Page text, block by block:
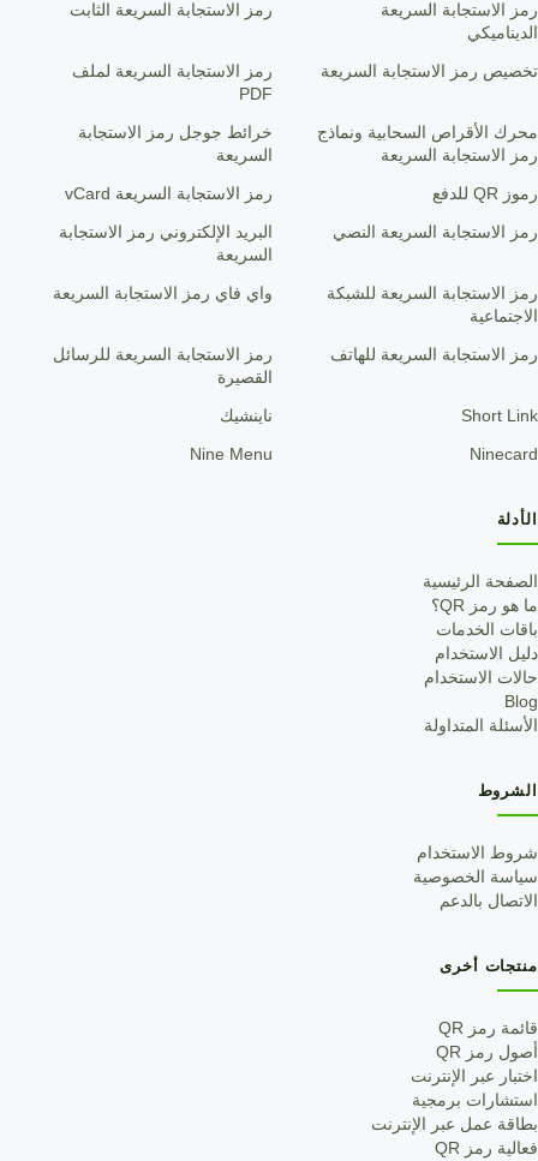
رمز الاستجابة السريعة
الديناميكي
رمز الاستجابة السريعة الثابت
تخصيص رمز الاستجابة السريعة
رمز الاستجابة السريعة لملف
PDF
محرك الأقراص السحابية ونماذج
رمز الاستجابة السريعة
خرائط جوجل رمز الاستجابة
السريعة
رموز QR للدفع رمز الاستجابة السريعة vCard
رمز الاستجابة السريعة النصي
البريد الإلكتروني رمز الاستجابة
السريعة
رمز الاستجابة السريعة للشبكة
الاجتماعية
واي فاي رمز الاستجابة السريعة
رمز الاستجابة السريعة للهاتف
رمز الاستجابة السريعة للرسائل
القصيرة
Short Link ناينشيك
Ninecard
Nine Menu
الأدلة
الصفحة الرئيسية
ما هو رمز QR؟
باقات الخدمات
دليل الاستخدام
حالات الاستخدام
Blog
الأسئلة المتداولة
الشروط
شروط الاستخدام
سياسة الخصوصية
الاتصال بالدعم
منتجات أخرى
قائمة رمز QR
أصول رمز QR
اختبار عبر الإنترنت
استشارات برمجية
بطاقة عمل عبر الإنترنت
فعالية رمز QR